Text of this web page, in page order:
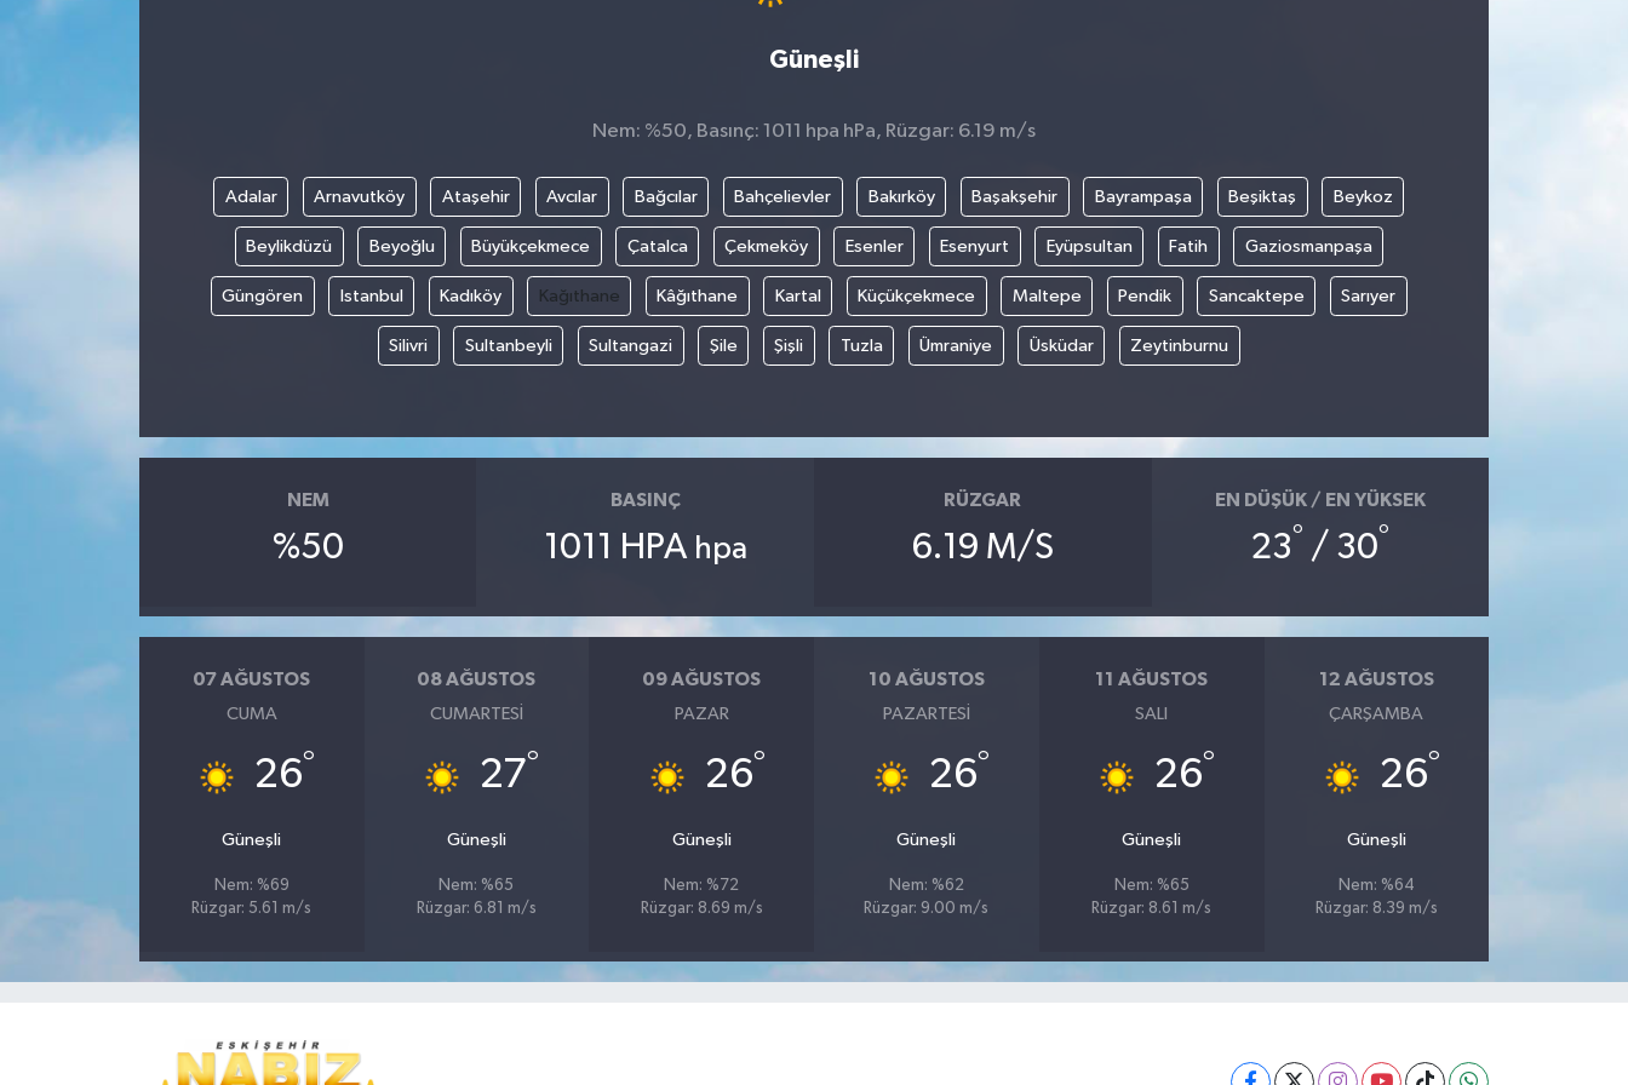
Güneşli
Nem: %50, Basınç: 1011 hpa hPa, Rüzgar: 6.19 m/s
Adalar Arnavutköy Ataşehir Avcılar Bağcılar Bahçelievler Bakırköy Başakşehir Bayrampaşa Beşiktaş Beykoz
Beylikdüzü Beyoğlu Büyükçekmece Çatalca Çekmeköy Esenler Esenyurt Eyüpsultan Fatih Gaziosmanpaşa
Güngören Istanbul Kadıköy Kağıthane Kâğıthane Kartal Küçükçekmece Maltepe Pendik Sancaktepe Sarıyer
Silivri Sultanbeyli Sultangazi Şile Şişli Tuzla Ümraniye Üsküdar Zeytinburnu
NEM
%50
BASINÇ
1011 HPA hpa
RÜZGAR
6.19 M/S
EN DÜŞÜK / EN YÜKSEK
23° / 30°
07 AĞUSTOS
CUMA
26°
Güneşli
Nem: %69
Rüzgar: 5.61 m/s
08 AĞUSTOS
CUMARTESI
27°
Güneşli
Nem: %65
Rüzgar: 6.81 m/s
09 AĞUSTOS
PAZAR
26°
Güneşli
Nem: %72
Rüzgar: 8.69 m/s
10 AĞUSTOS
PAZARTESI
26°
Güneşli
Nem: %62
Rüzgar: 9.00 m/s
11 AĞUSTOS
SALI
26°
Güneşli
Nem: %65
Rüzgar: 8.61 m/s
12 AĞUSTOS
ÇARŞAMBA
26°
Güneşli
Nem: %64
Rüzgar: 8.39 m/s